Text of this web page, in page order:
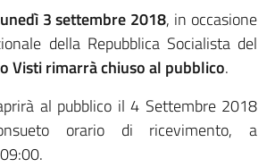
3 settembre 2018, in occasione
della Repubblica Socialista del
Visti rimarrà chiuso al pubblico.
al pubblico il 4 Settembre 2018
orario di ricevimento, a